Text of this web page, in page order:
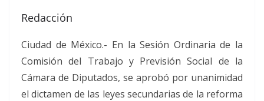
Redacción
Ciudad de México.- En la Sesión Ordinaria de la
Comisión del Trabajo y Previsión Social de la
Cámara de Diputados, se aprobó por unanimidad
el dictamen de las leyes secundarias de la reforma